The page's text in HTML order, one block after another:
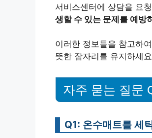
서비스센터에 상담을 요
생할 수 있는 문제를 예방
이러한 정보들을 참고하
뜻한 잠자리를 유지하세
자주 묻는 질문
Q1: 온수매트를 세